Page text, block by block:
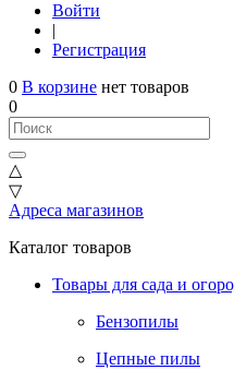
Войти
|
Регистрация
0 В корзине нет товаров
0
△
▽
Адреса магазинов
Каталог товаров
Товары для сада и
Бензопилы
Цепные пилы